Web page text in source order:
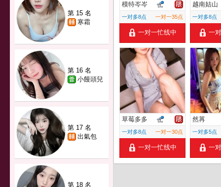
第 15 名
寒霜
第 16 名
小饅頭兒
第 17 名
出氣包
第 18 名
模特岑岑
一对多8点 一对一35点
一对一忙线中
越南姑山
一对多8点
一
草莓多多
一对多8点 一对一30点
一对一忙线中
然苒
一对多5点
一